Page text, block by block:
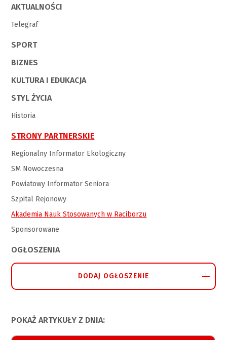
AKTUALNOŚCI
Telegraf
SPORT
BIZNES
KULTURA I EDUKACJA
STYL ŻYCIA
Historia
STRONY PARTNERSKIE
Regionalny Informator Ekologiczny
SM Nowoczesna
Powiatowy Informator Seniora
Szpital Rejonowy
Akademia Nauk Stosowanych w Raciborzu
Sponsorowane
OGŁOSZENIA
DODAJ OGŁOSZENIE
POKAŻ ARTYKUŁY Z DNIA: